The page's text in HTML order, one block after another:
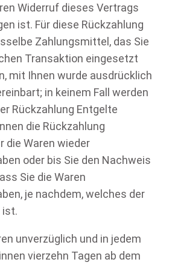
Widerruf dieses Vertrags
ist. Für diese Rückzahlung
Zahlungsmittel, das Sie
Transaktion eingesetzt
mit Ihnen wurde ausdrücklich
in keinem Fall werden
Rückzahlung Entgelte
die Rückzahlung
die Waren wieder
oder bis Sie den Nachweis
Sie die Waren
je nachdem, welches der
ist.
unverzüglich und in jedem
vierzehn Tagen ab dem